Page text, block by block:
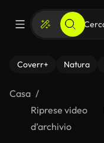
Coverr+ Natura
Casa
Riprese video
d’archivio